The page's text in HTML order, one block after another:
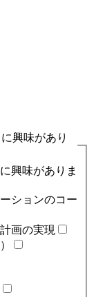
興味があり
興味がありま
ションのコー
画の実現